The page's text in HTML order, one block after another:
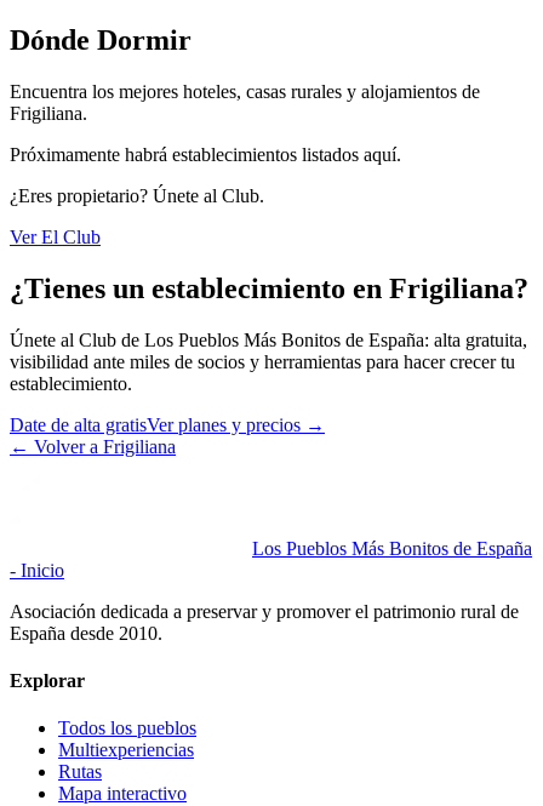
Dónde Dormir
Encuentra los mejores hoteles, casas rurales y alojamientos de
Frigiliana.
Próximamente habrá establecimientos listados aquí.
¿Eres propietario? Únete al Club.
Ver El Club
¿Tienes un establecimiento en Frigiliana?
Únete al Club de Los Pueblos Más Bonitos de España: alta gratuita,
visibilidad ante miles de socios y herramientas para hacer crecer tu
establecimiento.
Date de alta gratisVer planes y precios →
← Volver a Frigiliana
Los Pueblos Más Bonitos de España
- Inicio
Asociación dedicada a preservar y promover el patrimonio rural de
España desde 2010.
Explorar
Todos los pueblos
Multiexperiencias
Rutas
Mapa interactivo